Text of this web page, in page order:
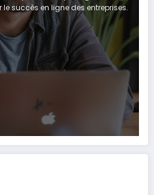
succès en ligne des entreprises.